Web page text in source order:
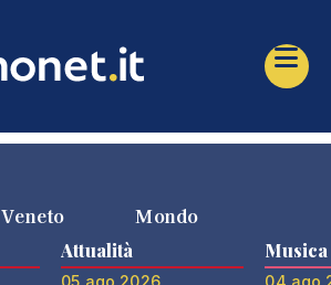
Veneto Mondo
Attualità
05 ago 2026
Musica
04 ago